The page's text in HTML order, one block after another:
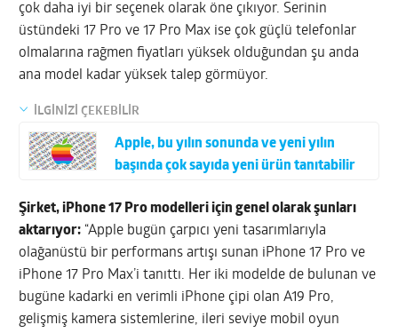
çok daha iyi bir seçenek olarak öne çıkıyor. Serinin
üstündeki 17 Pro ve 17 Pro Max ise çok güçlü telefonlar
olmalarına rağmen fiyatları yüksek olduğundan şu anda
ana model kadar yüksek talep görmüyor.
İLGİNİZİ ÇEKEBİLİR
Apple, bu yılın sonunda ve yeni yılın
başında çok sayıda yeni ürün tanıtabilir
Şirket, iPhone 17 Pro modelleri için genel olarak şunları
aktarıyor: “Apple bugün çarpıcı yeni tasarımlarıyla
olağanüstü bir performans artışı sunan iPhone 17 Pro ve
iPhone 17 Pro Max’i tanıttı. Her iki modelde de bulunan ve
bugüne kadarki en verimli iPhone çipi olan A19 Pro,
gelişmiş kamera sistemlerine, ileri seviye mobil oyun